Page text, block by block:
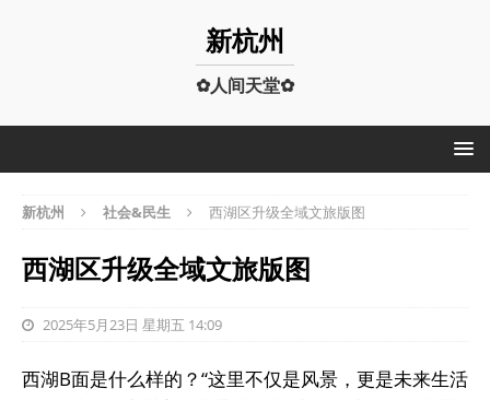
新杭州
✿人间天堂✿
新杭州 社会&民生 西湖区升级全域文旅版图
西湖区升级全域文旅版图
2025年5月23日 星期五 14:09
西湖B面是什么样的？“这里不仅是风景，更是未来生活